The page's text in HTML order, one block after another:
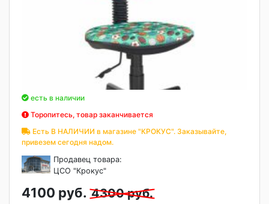
есть в наличии
Торопитесь, товар заканчивается
Есть В НАЛИЧИИ в магазине "КРОКУС". Заказывайте,
привезем сегодня надом.
Продавец товара:
ЦСО "Крокус"
4100 руб. 4300 руб.